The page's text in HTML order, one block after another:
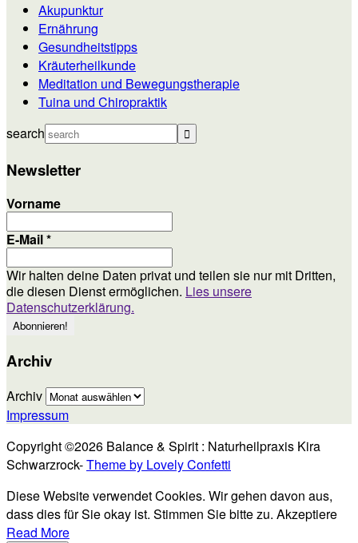
Akupunktur
Ernährung
Gesundheitstipps
Kräuterheilkunde
Meditation und Bewegungstherapie
Tuina und Chiropraktik
search
Newsletter
Vorname
E-Mail*
Wir halten deine Daten privat und teilen sie nur mit Dritten,
die diesen Dienst ermöglichen. Lies unsere
Datenschutzerklärung.
Archiv
Archiv
Impressum
Copyright ©2026 Balance & Spirit : Naturheilpraxis Kira
Schwarzrock-Theme by Lovely Confetti
Diese Website verwendet Cookies. Wir gehen davon aus,
dass dies für Sie okay ist. Stimmen Sie bitte zu. Akzeptiere
Read More